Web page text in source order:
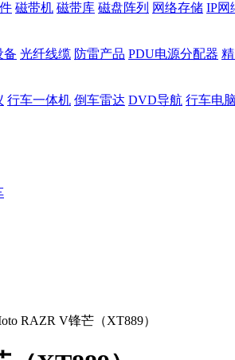
磁带机 磁带库 磁盘阵列 网络存储 IP网
备 光纤线缆 防雷产品 PDU电源分配器
行车一体机 倒车雷达 DVD导航 行车电脑
RAZR V锋芒（XT889）